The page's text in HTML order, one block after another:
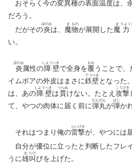
おそらく今の変異種の表面温度は、
だろう。
だがその炎
ほのお
は、 魔
ま
物
もの
が展開した魔
ま
力
りよく
い。
炎
ほのお
属性の障
しよう
壁
へき
で全身を覆
おお
うことで、
イムボアの外皮はまさに鉄
てつ
壁
ぺき
となった
は、あの障
しよう
壁
へき
は貫
つらぬ
けない。たとえ 攻
こう
撃
げき
て、やつの肉体に届く前に弾
だん
丸
がん
が弾
はじ
か
それはつまり俺の雷
らい
撃
げき
が、やつには
自分が優位に立ったと判断したフレ
うに雄
お
叫
たけ
びを上げた。